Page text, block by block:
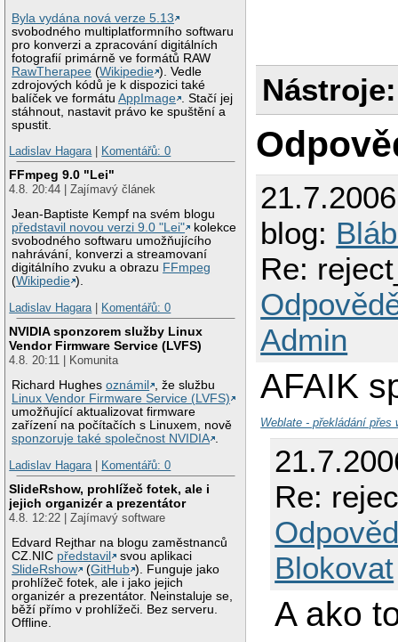
Byla vydána nová verze 5.13
svobodného multiplatformního softwaru
pro konverzi a zpracování digitálních
fotografií primárně ve formátů RAW
RawTherapee (Wikipedie ). Vedle
zdrojových kódů je k dispozici také
balíček ve formátuAppImage
. Stačí jej
stáhnout, nastavit právo ke spuštění a
spustit.
Ladislav Hagara| Komentářů: 0
FFmpeg 9.0 "Lei"
4.8. 20:44 | Zajímavý článek
Jean-Baptiste Kempf na svém blogu
představil novou verzi 9.0 "Lei"
kolekce
svobodného softwaru umožňujícího
nahrávání, konverzi a streamovaní
digitálního zvuku a obrazu FFmpeg
(Wikipedie ).
Ladislav Hagara| Komentářů: 0
NVIDIA sponzorem služby Linux
Vendor Firmware Service (LVFS)
4.8. 20:11 | Komunita
Richard Hughesoznámil
, že službu
Linux Vendor Firmware Service (LVFS)
umožňující aktualizovat firmware
zařízení na počítačích s Linuxem, nově
sponzoruje také společnost NVIDIA .
Ladislav Hagara| Komentářů: 0
SlideRshow, prohlížeč fotek, ale i
jejich organizér a prezentátor
4.8. 12:22 | Zajímavý software
Edvard Rejthar na blogu zaměstnanců
CZ.NIC představil
svou aplikaci
SlideRshow
(GitHub ). Funguje jako
prohlížeč fotek, ale i jako jejich
organizér a prezentátor. Neinstaluje se,
běží přímo v prohlížeči. Bez serveru.
Offline.
Nástroje:
blog:
Re:
Admin
AFAIK
Weblate - překládání přes
Re:
Blokovat
A ako